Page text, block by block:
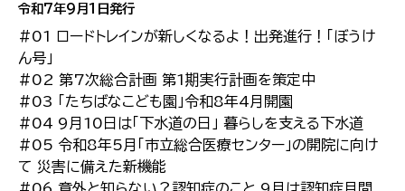
令和7年9月1日発行
#01 ロードトレインが新しくなるよ！出発進行！「ぼうけ
ん号」
#02 第7次総合計画 第1期実行計画を策定中
#03 「たちばなこども園」令和8年4月開園
#04 9月10日は「下水道の日」 暮らしを支える下水道
#05 令和8年5月「市立総合医療センター」の開院に向け
て 災害に備えた新機能
#06 意外と知らない？認知症のこと 9月は認知症月間